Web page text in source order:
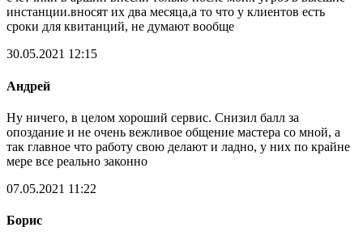
инстанции.вносят их два месяца,а то что у клиентов есть
сроки для квитанций, не думают вообще
30.05.2021 12:15
Андрей
Ну ничего, в целом хороший сервис. Снизил балл за
опоздание и не очень вежливое общение мастера со мной, а
так главное что работу свою делают и ладно, у них по крайне
мере все реально законно
07.05.2021 11:22
Борис